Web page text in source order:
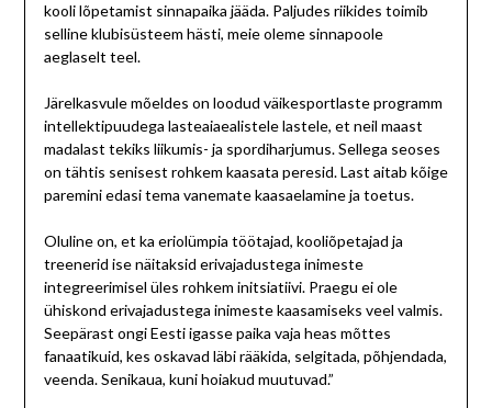
kooli lõpetamist sinnapaika jääda. Paljudes riikides toimib
selline klubisüsteem hästi, meie oleme sinnapoole
aeglaselt teel.
Järelkasvule mõeldes on loodud väikesportlaste programm
intellektipuudega lasteaiaealistele lastele, et neil maast
madalast tekiks liikumis- ja spordiharjumus. Sellega seoses
on tähtis senisest rohkem kaasata peresid. Last aitab kõige
paremini edasi tema vanemate kaasaelamine ja toetus.
Oluline on, et ka eriolümpia töötajad, kooliõpetajad ja
treenerid ise näitaksid erivajadustega inimeste
integreerimisel üles rohkem initsiatiivi. Praegu ei ole
ühiskond erivajadustega inimeste kaasamiseks veel valmis.
Seepärast ongi Eesti igasse paika vaja heas mõttes
fanaatikuid, kes oskavad läbi rääkida, selgitada, põhjendada,
veenda. Senikaua, kuni hoiakud muutuvad.”